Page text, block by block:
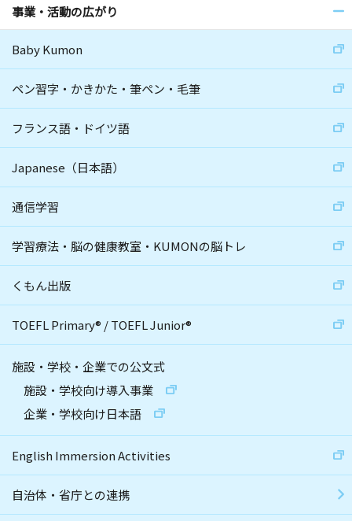
事業・活動の広がり
Baby Kumon
ペン習字・かきかた・筆ペン・毛筆
フランス語・ドイツ語
Japanese（日本語）
通信学習
学習療法・脳の健康教室・KUMONの脳トレ
くもん出版
TOEFL Primary® /TOEFL Junior®
施設・学校・企業での公文式
施設・学校向け導入事業
企業・学校向け日本語
English Immersion Activities
自治体・省庁との連携